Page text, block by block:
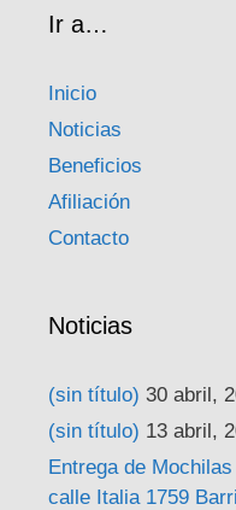
Ir a…
Inicio
Noticias
Beneficios
Afiliación
Contacto
Noticias
(sin título) 30 abril,
(sin título) 13 abril,
Entrega de
calle Italia 1759